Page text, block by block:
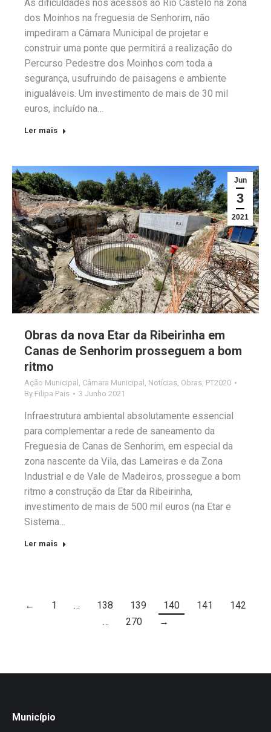
As dificuldades nos acessos ao Rio Castelo na zona
dos Moinhos na freguesia de Senhorim, não
impediram a Câmara Municipal de projetar e
construir uma ponte que permitirá a realização do
Percurso Pedestre dos Moinhos com toda a
segurança, usufruindo de paisagens e ambiente
inigualáveis. Um investimento de mais de 30 mil
euros, incluído na…
Ler mais
Jun
3
2021
Obras da nova Etar da Ribeirinha em
Canas de Senhorim prosseguem a bom
ritmo
Ação Municipal , Câmara Municipal , Notícias, Obras, PT2020
By Filipa Pais 3 Junho 2021
Infraestrutura ambiental absolutamente essencial
para complementar a rede de saneamento da
Freguesia de Canas de Senhorim, em especial da
zona nascente da Vila, das Lameiras e da Zona
Industrial e de Vale de Madeiros, prossegue a bom
ritmo a construção da Etar da Ribeirinha,
investimento de mais de 500 mil euros (na Etar e
Sistema…
Ler mais
← 1 … 138 139 140 141
142
…
270 →
Município